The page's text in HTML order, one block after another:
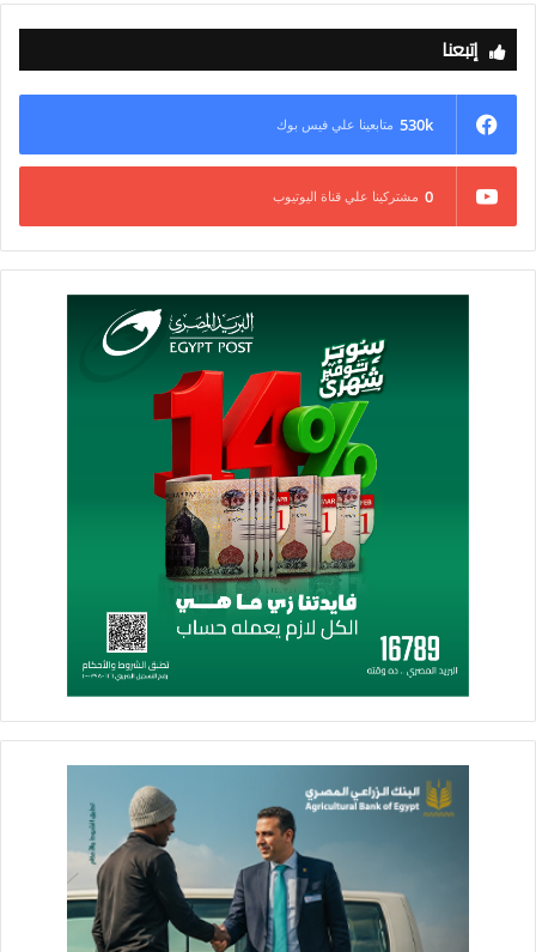
إتبعنا
530k متابعينا علي فيس بوك
0 مشتركينا علي قناة اليوتيوب